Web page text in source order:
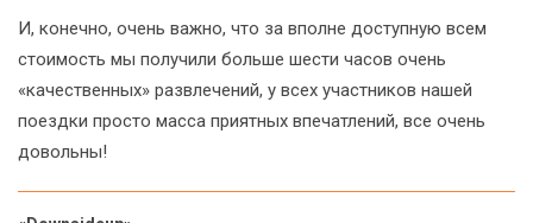
И, конечно, очень важно, что за вполне доступную всем
стоимость мы получили больше шести часов очень
«качественных» развлечений, у всех участников нашей
поездки просто масса приятных впечатлений, все очень
довольны!